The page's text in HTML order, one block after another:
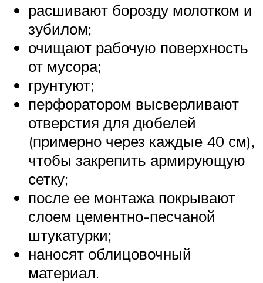
расшивают борозду молотком и
зубилом;
очищают рабочую поверхность
от мусора;
грунтуют;
перфоратором высверливают
отверстия для дюбелей
(примерно через каждые 40 см),
чтобы закрепить армирующую
сетку;
после ее монтажа покрывают
слоем цементно-песчаной
штукатурки;
наносят облицовочный
материал.